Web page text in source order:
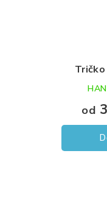
od